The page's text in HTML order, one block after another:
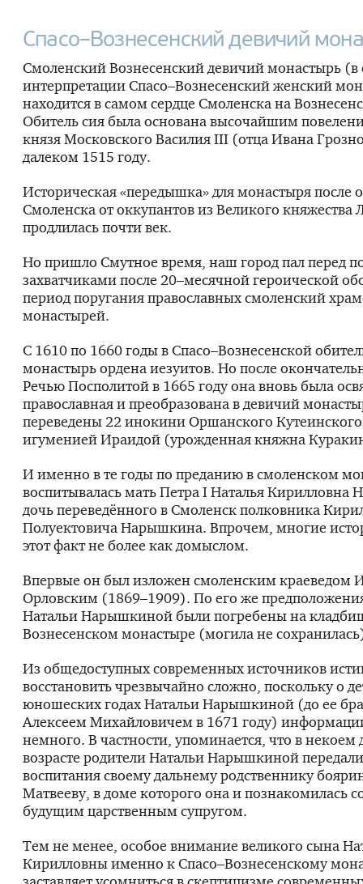
Спасо–Вознесенский девичий
Смоленский Вознесенский девичий монастырь
интерпретации Спасо–Вознесенский женский
находится в самом сердце Смоленска на
Обитель сия была основана высочайшим
князя Московского Василия III (отца Ивана
далеком 1515 году.
Историческая «передышка» для монастыря после
Смоленска от оккупантов из Великого княжества
продлилась почти век.
Но пришло Смутное время, наш город пал перед
захватчиками после 20–месячной героической
период поругания православных смоленский
монастырей.
С 1610 по 1660 годы в Спасо–Вознесенской
монастырь ордена иезуитов. Но после
Речью Посполитой в 1665 году она вновь была
православная и преобразована в девичий
переведены 22 инокини Оршанского
игуменией Ираидой (урожденная княжна
И именно в те годы по преданию в смоленском
воспитывалась мать Петра I Наталья
дочь переведённого в Смоленск полковника
Полуектовича Нарышкина. Впрочем, многие
этот факт не более как домыслом.
Впервые он был изложен смоленским краеведом
Орловским (1869–1909). По его же
Натальи Нарышкиной были погребены на
Вознесенском монастыре (могила не
Из общедоступных современных источников
восстановить чрезвычайно сложно, поскольку о
юношеских годах Натальи Нарышкиной (до ее
Алексеем Михайловичем в 1671 году)
немного. В частности, упоминается, что в
возрасте родители Натальи Нарышкиной
воспитания своему дальнему родственнику
Матвееву, в доме которого она и познакомилась
будущим царственным супругом.
Тем не менее, особое внимание великого сына
Кирилловны именно к Спасо–Вознесенскому